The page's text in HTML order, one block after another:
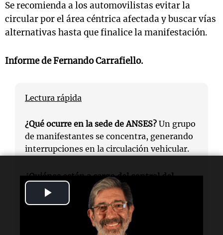
Video
Se recomienda a los automovilistas evitar la
circular por el área céntrica afectada y buscar vías
alternativas hasta que finalice la manifestación.
Informe deFernando Carrafiello.
Lectura rápida
¿Qué ocurre en la sede de ANSES? Un grupo
de manifestantes se concentra, generando
interrupciones en la circulación vehicular.
¿Quiénes están a cargo del control del
tráfico?
Inspectores de tránsito realizan
desvíos en las calles aledañas.
¿Cuándo se recomienda evitar el área?